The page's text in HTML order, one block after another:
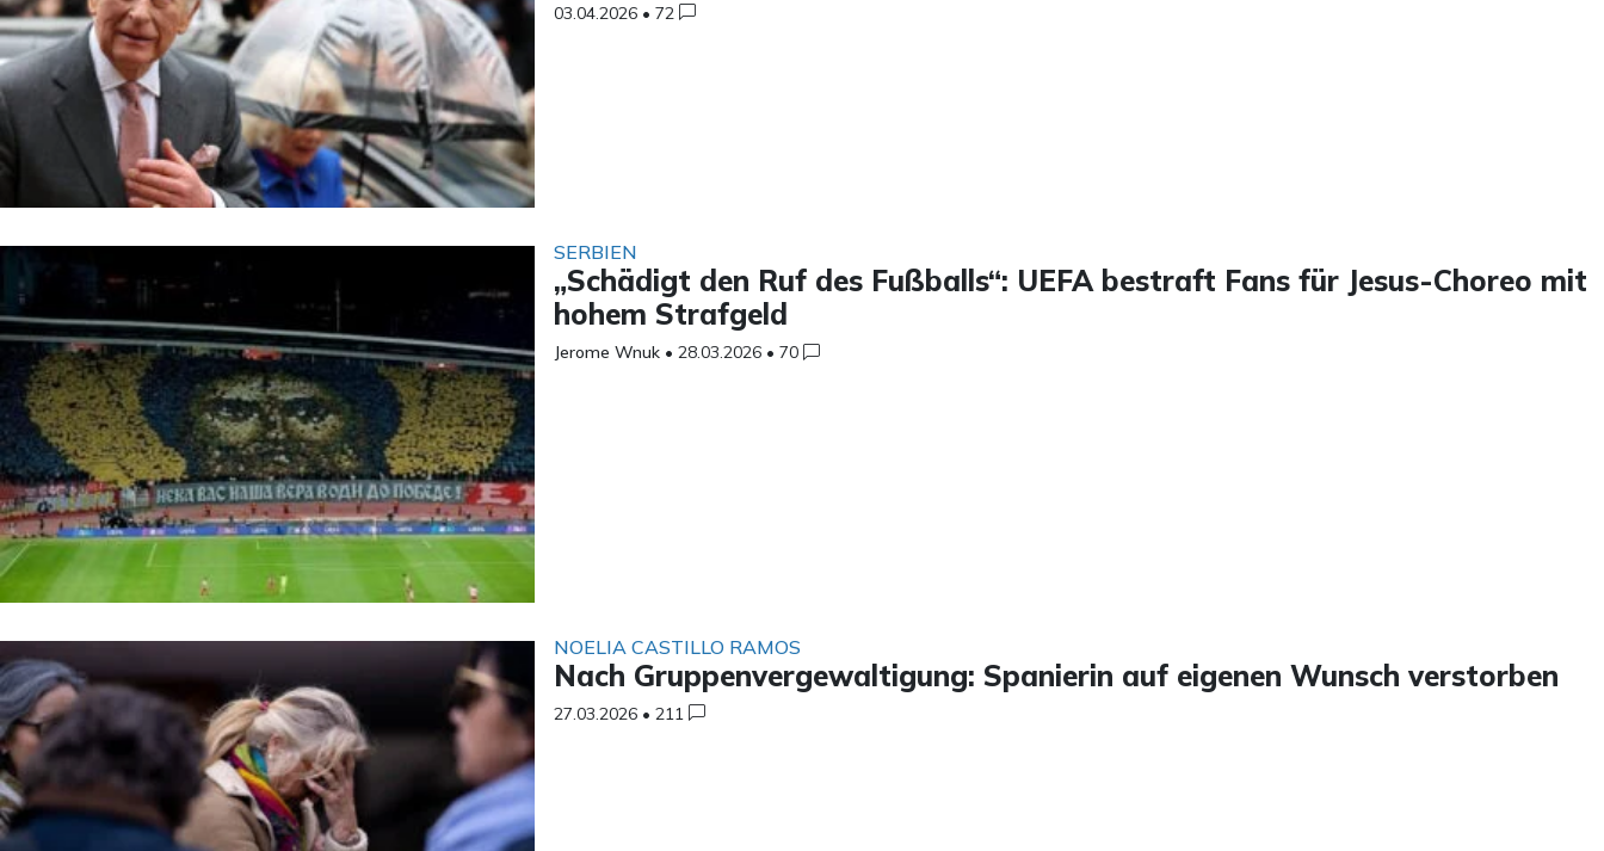
03.04.2026 • 72
SERBIEN
„Schädigt den Ruf des Fußballs“: UEFA bestraft Fans für Jesus-Choreo mit
hohem Strafgeld
Jerome Wnuk • 28.03.2026 • 70
NOELIA CASTILLO RAMOS
Nach Gruppenvergewaltigung: Spanierin auf eigenen Wunsch verstorben
27.03.2026 • 211